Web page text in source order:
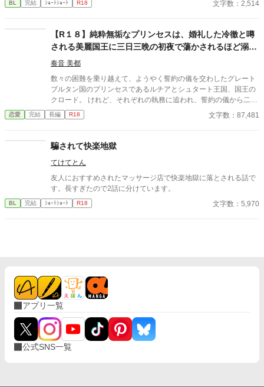
BL 完結 ｼｮｰﾄｼｮｰﾄ R18 文字数：2,514
【R１８】純粋無垢なプリンセスは、婚礼した冷徹と噂
される美麗国王に三日三晩の初夜で蕩かされるほど溺愛
される
奏音 美都
数々の困難を乗り越えて、ようやく誓約の儀を交わしたグレート
ブルタン国のプリンセスであるルチアとシュタート王国、国王の
クロード。 けれど、それぞれの執務に追われ、誓約の儀から二ヶ
月経っても夫婦の時間を過ごせずにいた。 そんなある日、ルチア
の元にクロードから別邸への招待状が届けられる。そこで三日三
を知ることになる。 ２人の出会いを描いた作品はこちら 「純粋無
垢なプリンセスを野盗から助け出したのは、冷徹と噂される美麗
国王でした」https://www.alphapolis.co.jp/novel/702276663/4434
43630 ２人の誓約の儀を描いた作品はこちら 「純粋無垢なプリン
セスは、冷徹と噂される美麗国王と誓約の儀を結ぶ」 https://ww
恋愛 完結 長編 R18 文字数：87,481
騙されて快楽地獄
てけてとん
友人におすすめされたマッサージ店で快楽地獄に落とされる話で
す。長すぎたので2話に分けています。
BL 完結 ｼｮｰﾄｼｮｰﾄ R18 文字数：5,970
アプリ一覧
公式SNS一覧